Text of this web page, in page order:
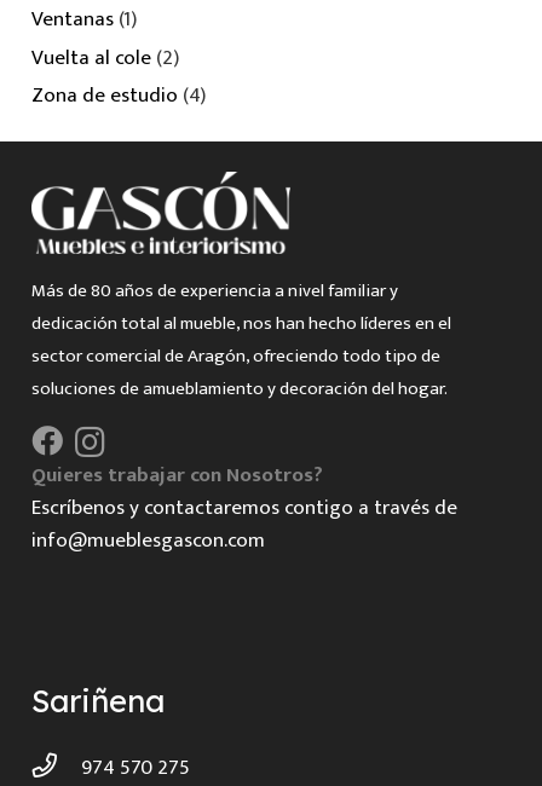
Ventanas(1)
Vuelta al cole(2)
Zona de estudio (4)
Más de 80 años de experiencia a nivel familiar y
dedicación total al mueble, nos han hecho líderes en el
sector comercial de Aragón, ofreciendo todo tipo de
soluciones de amueblamiento y decoración del hogar.
Quieres trabajar con Nosotros?
Escríbenos y contactaremos contigo a través de
info@mueblesgascon.com
Sariñena
974 570 275